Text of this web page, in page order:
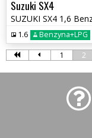
Suzuki SX4
1.6 Benzyna+LPG
1 2